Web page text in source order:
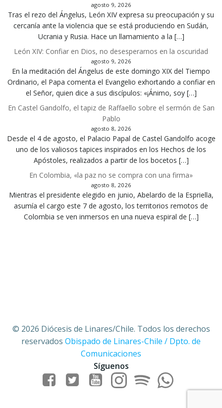
agosto 9, 2026
Tras el rezo del Ángelus, León XIV expresa su preocupación y su
cercanía ante la violencia que se está produciendo en Sudán,
Ucrania y Rusia. Hace un llamamiento a la […]
León XIV: Confiar en Dios, no desesperarnos en la oscuridad
agosto 9, 2026
En la meditación del Ángelus de este domingo XIX del Tiempo
Ordinario, el Papa comenta el Evangelio exhortando a confiar en
el Señor, quien dice a sus discípulos: «¡Ánimo, soy […]
En Castel Gandolfo, el tapiz de Raffaello sobre el sermón de San
Pablo
agosto 8, 2026
Desde el 4 de agosto, el Palacio Papal de Castel Gandolfo acoge
uno de los valiosos tapices inspirados en los Hechos de los
Apóstoles, realizados a partir de los bocetos […]
En Colombia, «la paz no se compra con una firma»
agosto 8, 2026
Mientras el presidente elegido en junio, Abelardo de la Espriella,
asumía el cargo este 7 de agosto, los territorios remotos de
Colombia se ven inmersos en una nueva espiral de […]
© 2026 Diócesis de Linares/Chile. Todos los derechos
reservados Obispado de Linares-Chile / Dpto. de
Comunicaciones
Síguenos